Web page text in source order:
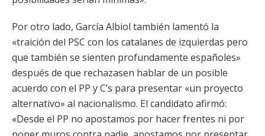
Por otro lado, García Albiol también lamentó la
«traición del PSC con los catalanes de izquierdas pero
que también se sienten profundamente españoles»
después de que rechazasen hablar de un posible
acuerdo con el PP y C’s para presentar «un proyecto
alternativo» al nacionalismo. El candidato afirmó:
«Desde el PP no apostamos por hacer frentes ni por